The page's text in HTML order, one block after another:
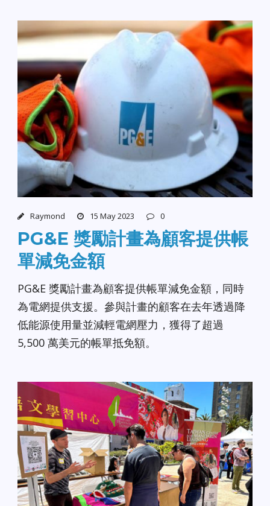
Raymond 15 May 2023 0
PG&E 獎勵計畫為顧客提供帳
單減免金額
PG&E 獎勵計畫為顧客提供帳單減免金額，同時
為電網提供支援。參與計畫的顧客在去年透過降
低能源使用量並減輕電網壓力，獲得了超過
5,500 萬美元的帳單抵免額。